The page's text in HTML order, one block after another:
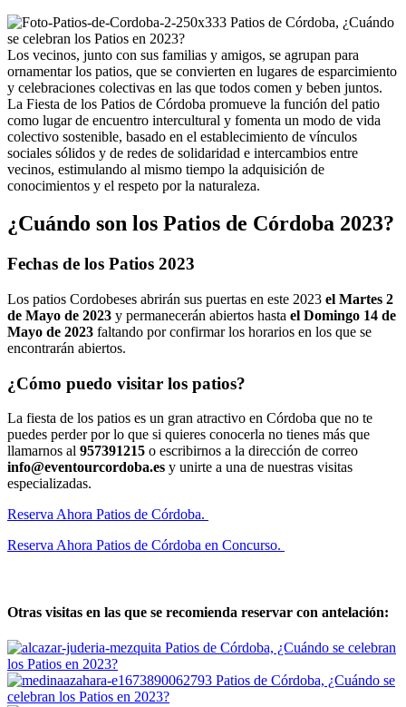
Los vecinos, junto con sus familias y amigos, se agrupan para
ornamentar los patios, que se convierten en lugares de esparcimiento
y celebraciones colectivas en las que todos comen y beben juntos.
La Fiesta de los Patios de Córdoba promueve la función del patio
como lugar de encuentro intercultural y fomenta un modo de vida
colectivo sostenible, basado en el establecimiento de vínculos
sociales sólidos y de redes de solidaridad e intercambios entre
vecinos, estimulando al mismo tiempo la adquisición de
conocimientos y el respeto por la naturaleza.
¿Cuándo son los Patios de Córdoba 2023?
Fechas de los Patios 2023
Los patios Cordobeses abrirán sus puertas en este 2023 el Martes 2
de Mayo de 2023 y permanecerán abiertos hasta el Domingo 14 de
Mayo de 2023 faltando por confirmar los horarios en los que se
encontrarán abiertos.
¿Cómo puedo visitar los patios?
La fiesta de los patios es un gran atractivo en Córdoba que no te
puedes perder por lo que si quieres conocerla no tienes más que
llamarnos al 957391215 o escribirnos a la dirección de correo
info@eventourcordoba.es y unirte a una de nuestras visitas
especializadas.
Reserva Ahora Patios de Córdoba.
Reserva Ahora Patios de Córdoba en Concurso.
Otras visitas en las que se recomienda reservar con antelación: